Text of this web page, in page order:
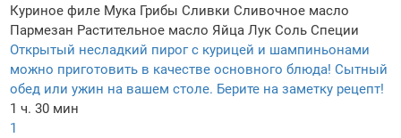
Куриное филе Мука Грибы Сливки Сливочное масло
Пармезан Растительное масло Яйца Лук Соль Специи
Открытый несладкий пирог с курицей и шампиньонами
можно приготовить в качестве основного блюда! Сытный
обед или ужин на вашем столе. Берите на заметку рецепт!
1 ч. 30 мин
1